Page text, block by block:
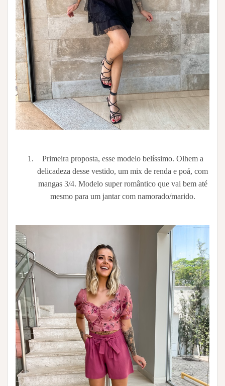
Primeira proposta, esse modelo belíssimo. Olhem a
delicadeza desse vestido, um mix de renda e poá, com
mangas 3/4. Modelo super romântico que vai bem até
mesmo para um jantar com namorado/marido.